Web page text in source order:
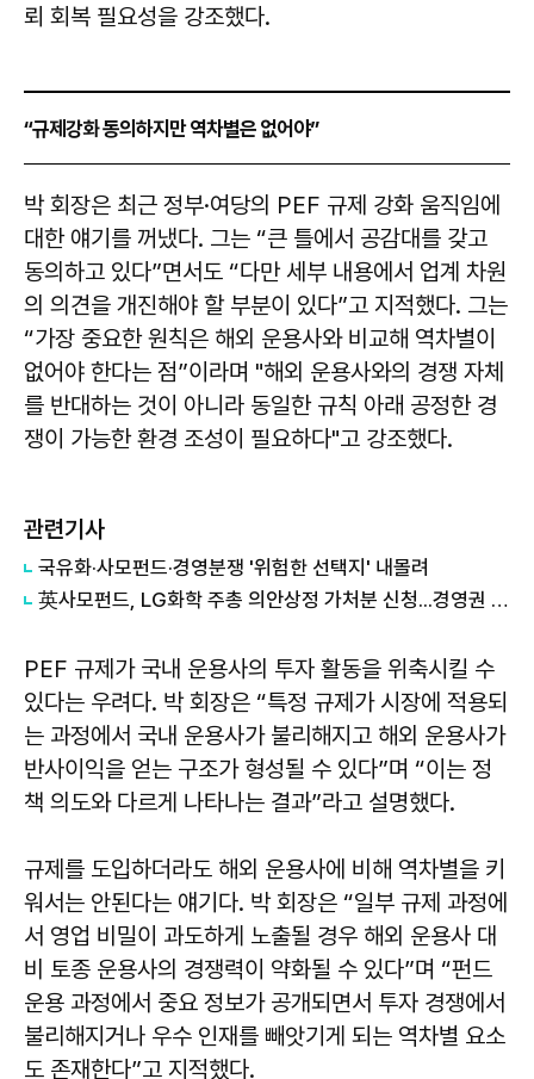
뢰 회복 필요성을 강조했다.
“규제강화 동의하지만 역차별은 없어야”
박 회장은 최근 정부·여당의 PEF 규제 강화 움직임에
대한 얘기를 꺼냈다. 그는 “큰 틀에서 공감대를 갖고
동의하고 있다”면서도 “다만 세부 내용에서 업계 차원
의 의견을 개진해야 할 부분이 있다”고 지적했다. 그는
“가장 중요한 원칙은 해외 운용사와 비교해 역차별이
없어야 한다는 점”이라며 "해외 운용사와의 경쟁 자체
를 반대하는 것이 아니라 동일한 규칙 아래 공정한 경
쟁이 가능한 환경 조성이 필요하다"고 강조했다.
관련기사
국유화·사모펀드·경영분쟁 '위험한 선택지' 내몰려
英사모펀드, LG화학 주총 의안상정 가처분 신청...경영권 분쟁 불씨
PEF 규제가 국내 운용사의 투자 활동을 위축시킬 수
있다는 우려다. 박 회장은 “특정 규제가 시장에 적용되
는 과정에서 국내 운용사가 불리해지고 해외 운용사가
반사이익을 얻는 구조가 형성될 수 있다”며 “이는 정
책 의도와 다르게 나타나는 결과”라고 설명했다.
규제를 도입하더라도 해외 운용사에 비해 역차별을 키
워서는 안된다는 얘기다. 박 회장은 “일부 규제 과정에
서 영업 비밀이 과도하게 노출될 경우 해외 운용사 대
비 토종 운용사의 경쟁력이 약화될 수 있다”며 “펀드
운용 과정에서 중요 정보가 공개되면서 투자 경쟁에서
불리해지거나 우수 인재를 빼앗기게 되는 역차별 요소
도 존재한다”고 지적했다.